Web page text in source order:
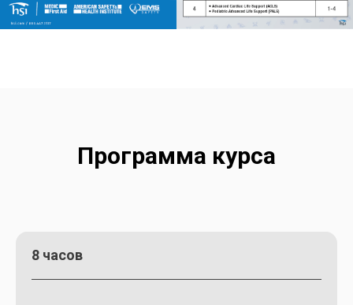
Программа курса
8 часов